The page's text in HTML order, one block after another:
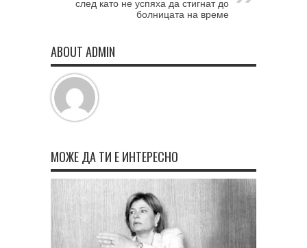
след като не успяха да стигнат до
болницата на време
ABOUT ADMIN
МОЖЕ ДА ТИ Е ИНТЕРЕСНО